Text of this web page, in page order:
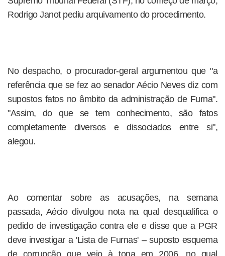
Rodrigo Janot pediu arquivamento do procedimento.
No despacho, o procurador-geral argumentou que "a
referência que se fez ao senador Aécio Neves diz com
supostos fatos no âmbito da administração de Furna".
"Assim, do que se tem conhecimento, são fatos
completamente diversos e dissociados entre si",
alegou.
Ao comentar sobre as acusações, na semana
passada, Aécio divulgou nota na qual desqualifica o
pedido de investigação contra ele e disse que a PGR
deve investigar a 'Lista de Furnas' – suposto esquema
de corrupção que veio à tona em 2006, no qual